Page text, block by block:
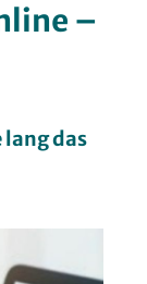
–
lang das